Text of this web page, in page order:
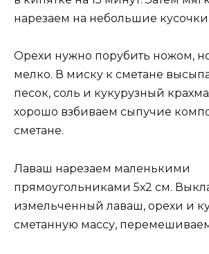
нарезаем на небольшие кусочки.
Орехи нужно порубить ножом,
мелко. В миску к сметане
песок, соль и кукурузный
хорошо взбиваем сыпучие
сметане.
Лаваш нарезаем маленькими
прямоугольниками 5х2 см.
измельченный лаваш, орехи и
сметанную массу,